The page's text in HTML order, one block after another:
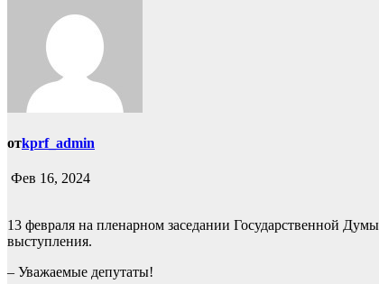
отkprf_admin
Фев 16, 2024
13 февраля на пленарном заседании Государственной
выступления.
– Уважаемые депутаты!